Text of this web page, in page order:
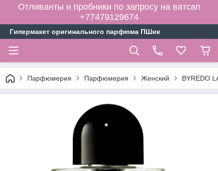
Отливанты и пробники по запросу на ватсап
+77479129674
Гипермакет оригинального парфюма ПШик
Парфюмерия Парфюмерия Женский BYREDO